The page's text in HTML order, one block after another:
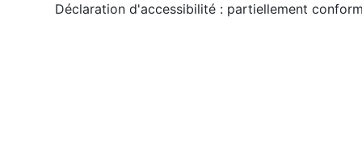
Déclaration d'accessibilité : partiellement